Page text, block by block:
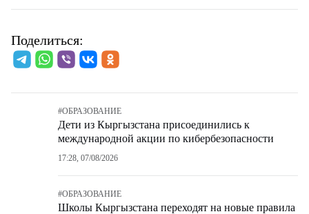
Поделиться:
#ОБРАЗОВАНИЕ
Дети из Кыргызстана присоединились к
международной акции по кибербезопасности
17:28, 07/08/2026
#ОБРАЗОВАНИЕ
Школы Кыргызстана переходят на новые правила